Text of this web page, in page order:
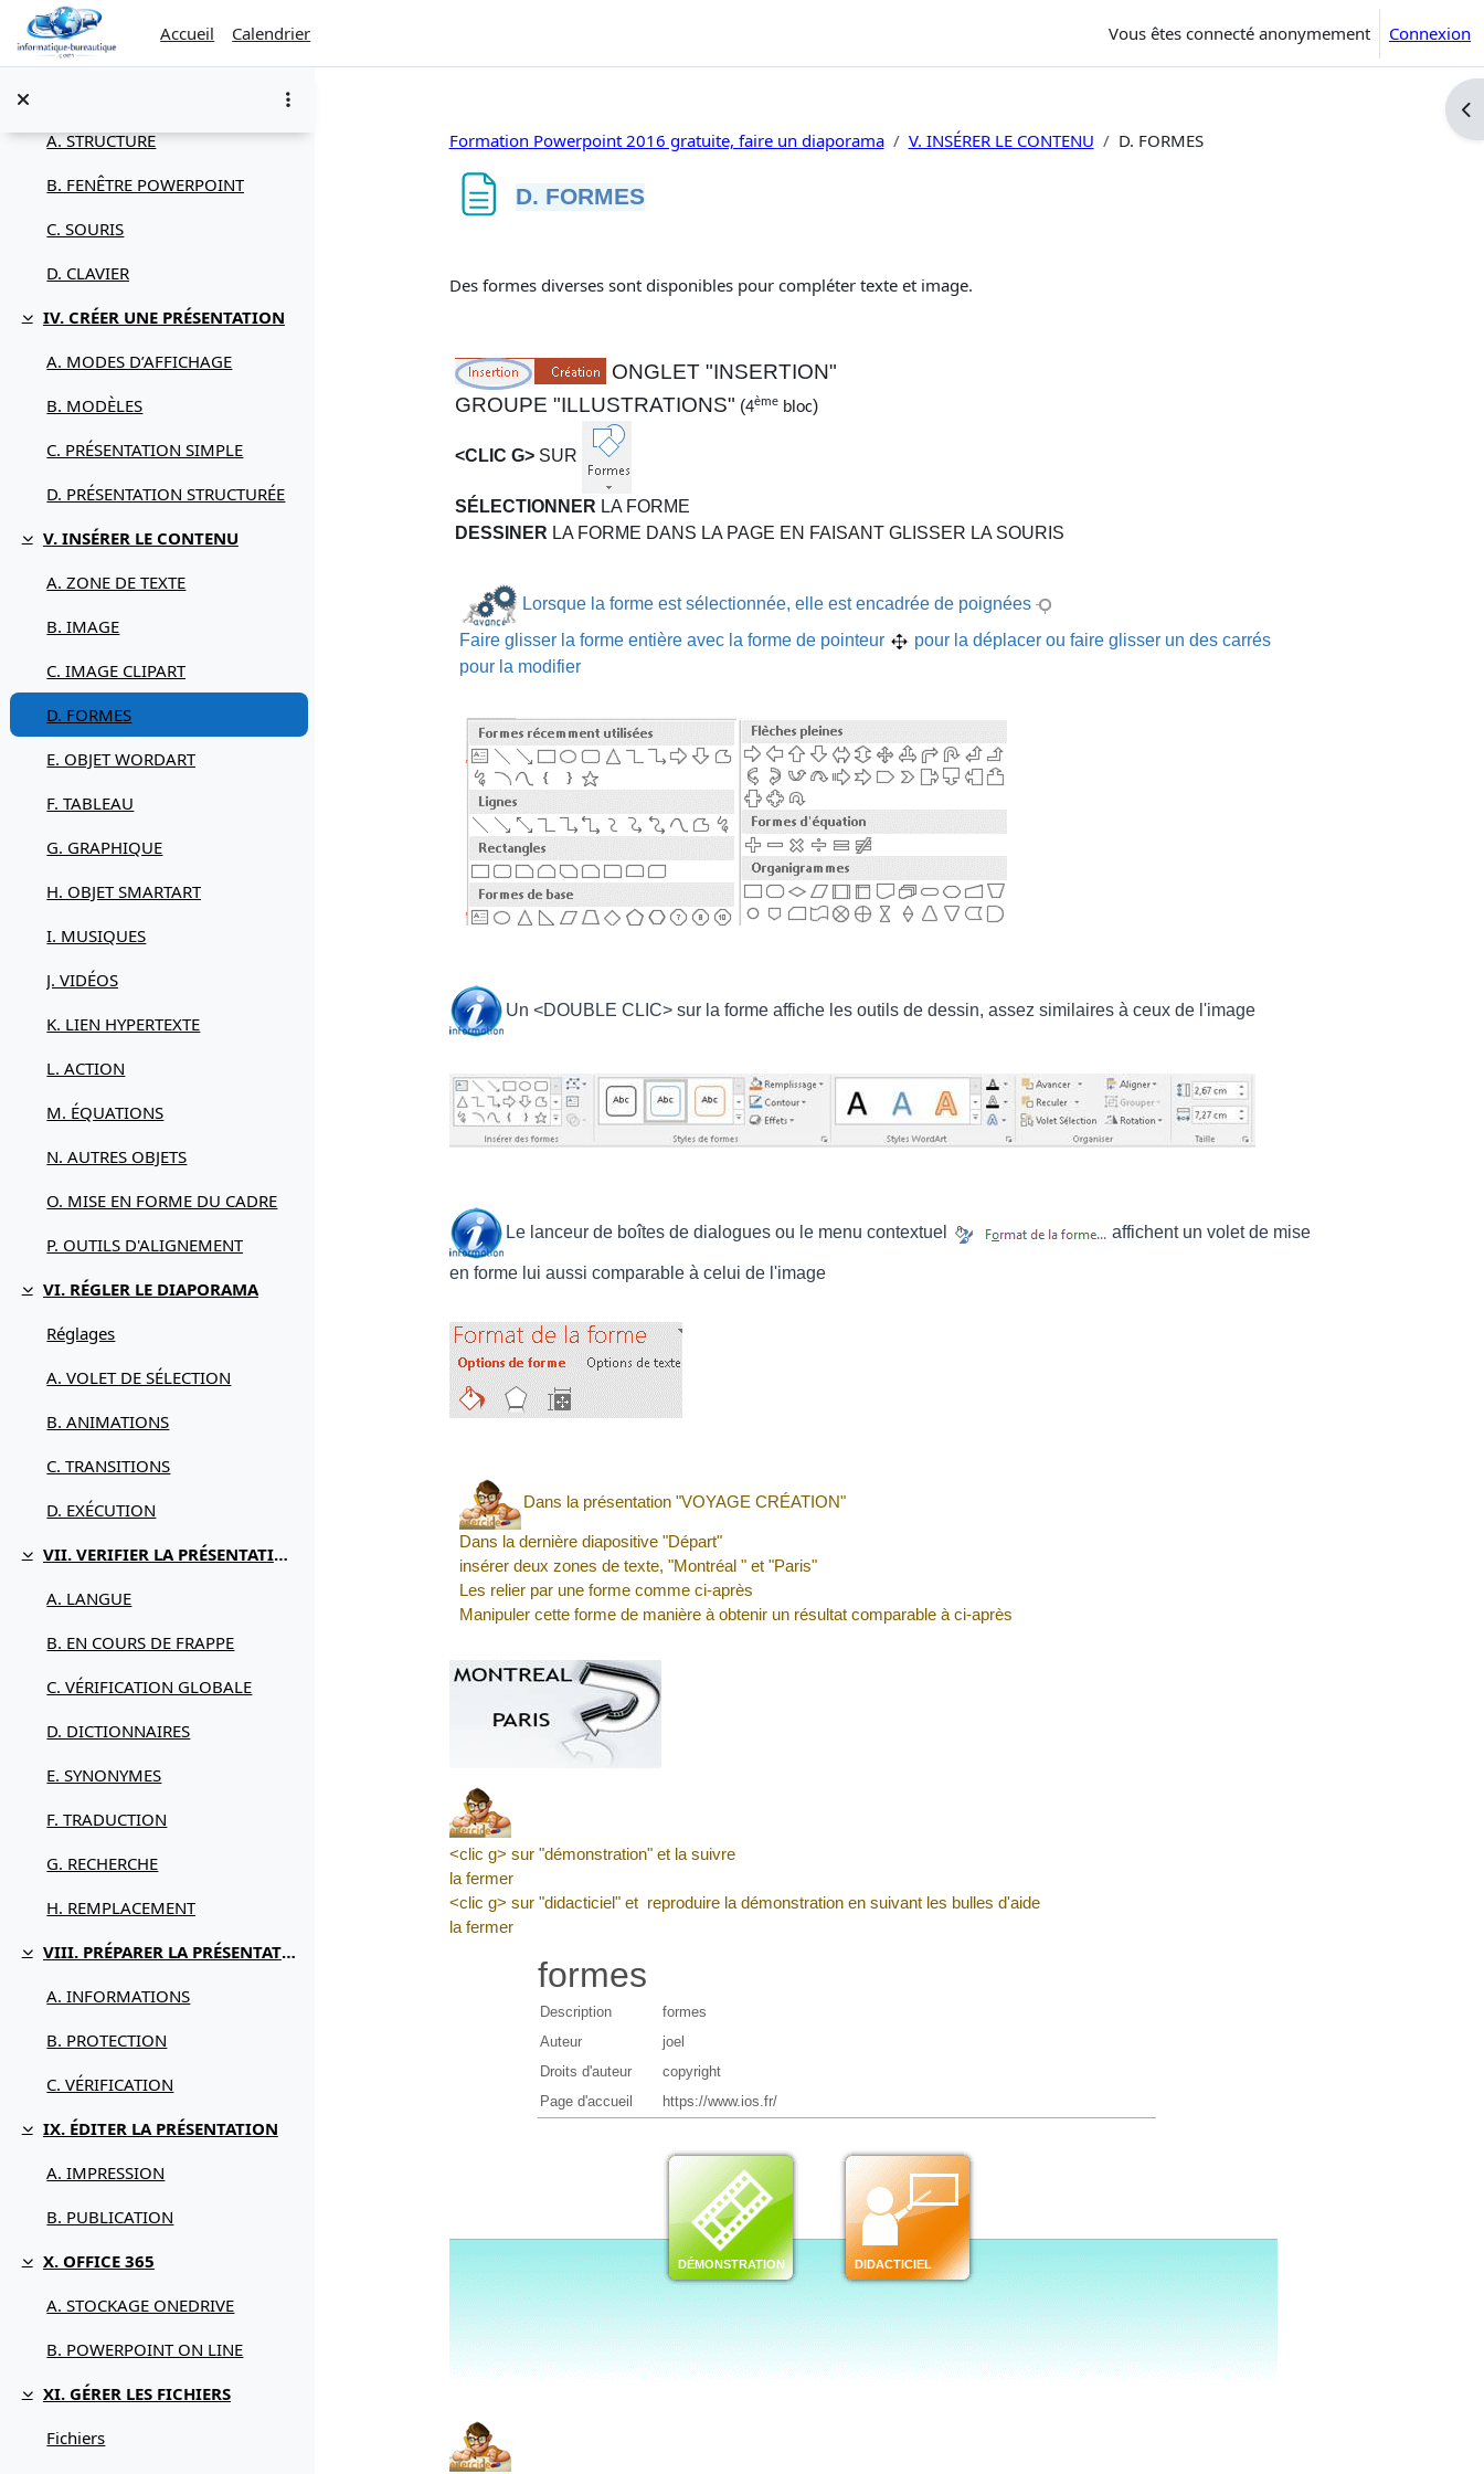
Passer au contenu principal
Accueil
Calendrier Vous êtes connecté anonymement Connexion
D. EXERCICES
Replier
A. STRUCTURE
B. FENÊTRE POWERPOINT
C. SOURIS
D. CLAVIER
Replier
IV. CRÉER UNE PRÉSENTATION
A. MODES D’AFFICHAGE
B. MODÈLES
C. PRÉSENTATION SIMPLE
D. PRÉSENTATION STRUCTURÉE
Replier
V. INSÉRER LE CONTENU
A. ZONE DE TEXTE
B. IMAGE
C. IMAGE CLIPART
D. FORMES
E. OBJET WORDART
F. TABLEAU
G. GRAPHIQUE
H. OBJET SMARTART
I. MUSIQUES
J. VIDÉOS
K. LIEN HYPERTEXTE
L. ACTION
M. ÉQUATIONS
N. AUTRES OBJETS
O. MISE EN FORME DU CADRE
P. OUTILS D'ALIGNEMENT
Replier
VI. RÉGLER LE DIAPORAMA
Réglages
A. VOLET DE SÉLECTION
B. ANIMATIONS
C. TRANSITIONS
D. EXÉCUTION
Replier
VII. VERIFIER LA PRÉSENTATION
A. LANGUE
B. EN COURS DE FRAPPE
C. VÉRIFICATION GLOBALE
D. DICTIONNAIRES
E. SYNONYMES
F. TRADUCTION
G. RECHERCHE
H. REMPLACEMENT
Replier
VIII. PRÉPARER LA PRÉSENTATION
A. INFORMATIONS
B. PROTECTION
C. VÉRIFICATION
Replier
IX. ÉDITER LA PRÉSENTATION
A. IMPRESSION
B. PUBLICATION
Replier
X. OFFICE 365
A. STOCKAGE ONEDRIVE
B. POWERPOINT ON LINE
Replier
XI. GÉRER LES FICHIERS
Fichiers
Formation Powerpoint 2016 gratuite, faire un diaporama
V. INSÉRER LE CONTENU D. FORMES
D. FORMES
Des formes diverses sont disponibles pour compléter texte et image.
ONGLET "INSERTION"
GROUPE "ILLUSTRATIONS" (4ème bloc)
<CLIC G> SUR
SÉLECTIONNER LA FORME
DESSINER LA FORME DANS LA PAGE EN FAISANT GLISSER LA SOURIS
Lorsque la forme est sélectionnée, elle est encadrée de poignées
Faire glisser la forme entière avec la forme de pointeur
pour la déplacer ou faire glisser un des carrés
pour la modifier
Un <DOUBLE CLIC> sur la forme affiche les outils de dessin, assez similaires à ceux de l'image
Le lanceur de boîtes de dialogues ou le menu contextuel affichent un volet de mise
en forme lui aussi comparable à celui de l'image
Dans la présentation "VOYAGE CRÉATION"
Dans la dernière diapositive "Départ"
insérer deux zones de texte, "Montréal " et "Paris"
Les relier par une forme comme ci-après
Manipuler cette forme de manière à obtenir un résultat comparable à ci-après
<clic g> sur "démonstration" et la suivre
la fermer
<clic g> sur "didacticiel" et reproduire la démonstration en suivant les bulles d'aide
la fermer